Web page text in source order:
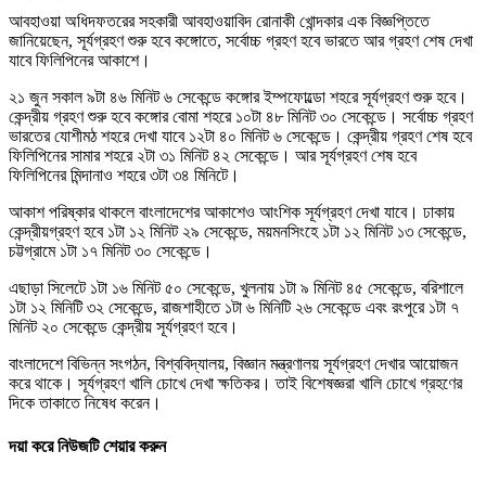
আবহাওয়া অধিদফতরের সহকারী আবহাওয়াবিদ রোনাকী খোন্দকার এক বিজ্ঞপ্তিতে
জানিয়েছেন, সূর্যগ্রহণ শুরু হবে কঙ্গোতে, সর্বোচ্চ গ্রহণ হবে ভারতে আর গ্রহণ শেষ দেখা
যাবে ফিলিপিনের আকাশে।
২১ জুন সকাল ৯টা ৪৬ মিনিট ৬ সেকেন্ডে কঙ্গোর ইম্পফোল্ডো শহরে সূর্যগ্রহণ শুরু হবে।
কেন্দ্রীয় গ্রহণ শুরু হবে কঙ্গোর বোমা শহরে ১০টা ৪৮ মিনিট ৩০ সেকেন্ডে। সর্বোচ্চ গ্রহণ
ভারতের যোশীমঠ শহরে দেখা যাবে ১২টা ৪০ মিনিট ৬ সেকেন্ডে। কেন্দ্রীয় গ্রহণ শেষ হবে
ফিলিপিনের সামার শহরে ২টা ৩১ মিনিট ৪২ সেকেন্ডে। আর সূর্যগ্রহণ শেষ হবে
ফিলিপিনের মিন্দানাও শহরে ৩টা ৩৪ মিনিটে।
আকাশ পরিষ্কার থাকলে বাংলাদেশের আকাশেও আংশিক সূর্যগ্রহণ দেখা যাবে। ঢাকায়
কেন্দ্রীয়গ্রহণ হবে ১টা ১২ মিনিট ২৯ সেকেন্ডে, ময়মনসিংহে ১টা ১২ মিনিট ১৩ সেকেন্ডে,
চট্টগ্রামে ১টা ১৭ মিনিট ৩০ সেকেন্ডে।
এছাড়া সিলেটে ১টা ১৬ মিনিট ৫০ সেকেন্ডে, খুলনায় ১টা ৯ মিনিট ৪৫ সেকেন্ডে, বরিশালে
১টা ১২ মিনিটি ৩২ সেকেন্ডে, রাজশাহীতে ১টা ৬ মিনিটি ২৬ সেকেন্ডে এবং রংপুরে ১টা ৭
মিনিট ২০ সেকেন্ডে কেন্দ্রীয় সূর্যগ্রহণ হবে।
বাংলাদেশে বিভিন্ন সংগঠন, বিশ্ববিদ্যালয়, বিজ্ঞান মন্ত্রণালয় সূর্যগ্রহণ দেখার আয়োজন
করে থাকে। সূর্যগ্রহণ খালি চোখে দেখা ক্ষতিকর। তাই বিশেষজ্ঞরা খালি চোখে গ্রহণের
দিকে তাকাতে নিষেধ করেন।
দয়া করে নিউজটি শেয়ার করুন